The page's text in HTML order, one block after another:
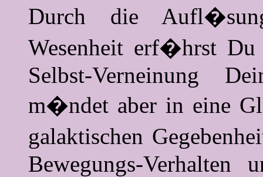
Durch die
Wesenheit erf�hrst
Selbst-Verneinung
m�ndet aber in eine
galaktischen
Bewegungs-Verhalten